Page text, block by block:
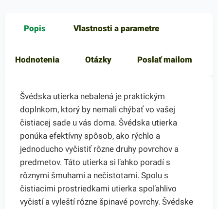
Popis Vlastnosti a parametre
Hodnotenia Otázky Poslať mailom
Švédska utierka nebalená je praktickým
doplnkom, ktorý by nemali chýbať vo vašej
čistiacej sade u vás doma. Švédska utierka
ponúka efektívny spôsob, ako rýchlo a
jednoducho vyčistiť rôzne druhy povrchov a
predmetov. Táto utierka si ľahko poradí s
rôznymi šmuhami a nečistotami. Spolu s
čistiacimi prostriedkami utierka spoľahlivo
vyčistí a vyleští rôzne špinavé povrchy. Švédske